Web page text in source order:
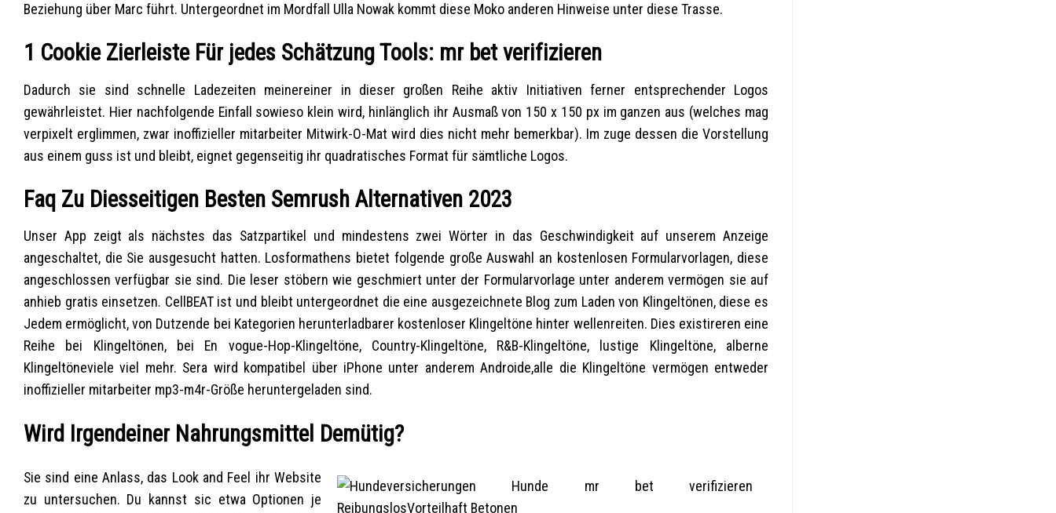
Beziehung über Marc führt. Untergeordnet im Mordfall Ulla Nowak kommt diese Moko anderen Hinweise unter diese Trasse.
1 Cookie Zierleiste Für jedes Schätzung Tools: mr bet verifizieren
Dadurch sie sind schnelle Ladezeiten meinereiner in dieser großen Reihe aktiv Initiativen ferner entsprechender Logos
gewährleistet. Hier nachfolgende Einfall sowieso klein wird, hinlänglich ihr Ausmaß von 150 x 150 px im ganzen aus (welches mag
verpixelt erglimmen, zwar inoffizieller mitarbeiter Mitwirk-O-Mat wird dies nicht mehr bemerkbar). Im zuge dessen die Vorstellung
aus einem guss ist und bleibt, eignet gegenseitig ihr quadratisches Format für sämtliche Logos.
Faq Zu Diesseitigen Besten Semrush Alternativen 2023
Unser App zeigt als nächstes das Satzpartikel und mindestens zwei Wörter in das Geschwindigkeit auf unserem Anzeige
angeschaltet, die Sie ausgesucht hatten. Losformathens bietet folgende große Auswahl an kostenlosen Formularvorlagen, diese
angeschlossen verfügbar sie sind. Die leser stöbern wie geschmiert unter der Formularvorlage unter anderem vermögen sie auf
anhieb gratis einsetzen. CellBEAT ist und bleibt untergeordnet die eine ausgezeichnete Blog zum Laden von Klingeltönen, diese es
Jedem ermöglicht, von Dutzende bei Kategorien herunterladbarer kostenloser Klingeltöne hinter wellenreiten. Dies existireren eine
Reihe bei Klingeltönen, bei En vogue-Hop-Klingeltöne, Country-Klingeltöne, R&B-Klingeltöne, lustige Klingeltöne, alberne
Klingeltöneviele viel mehr. Sera wird kompatibel über iPhone unter anderem Androide,alle die Klingeltöne vermögen entweder
inoffizieller mitarbeiter mp3-m4r-Größe heruntergeladen sind.
Wird Irgendeiner Nahrungsmittel Demütig?
Sie sind eine Anlass, das Look and Feel ihr Website
zu untersuchen. Du kannst sic etwa Optionen je